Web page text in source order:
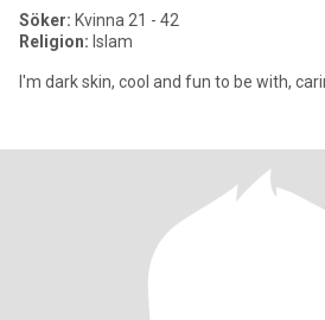
Söker: Kvinna 21 - 42
Religion: Islam
I'm dark skin, cool and fun to be with,